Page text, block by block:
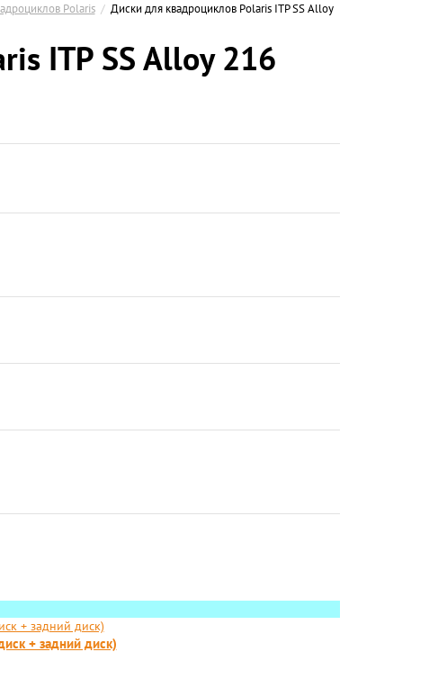
Polaris / Диски для квадроциклов Polaris ITP SS Alloy
ITP SS Alloy 216
+ задний диск)